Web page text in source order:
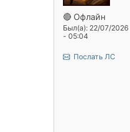
🔴 Офлайн
Был(а): 22/07/2026
- 05:04
Послать ЛС